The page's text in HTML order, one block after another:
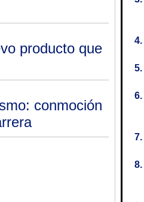
producto que
conmoción